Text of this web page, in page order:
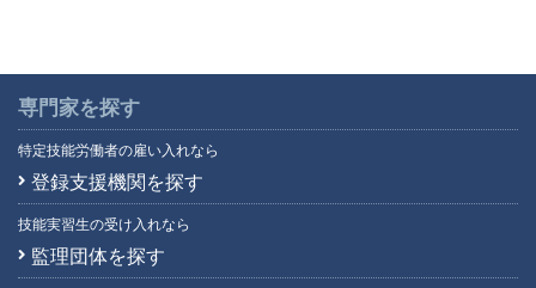
専門家を探す
特定技能労働者の雇い入れなら
登録支援機関を探す
技能実習生の受け入れなら
監理団体を探す